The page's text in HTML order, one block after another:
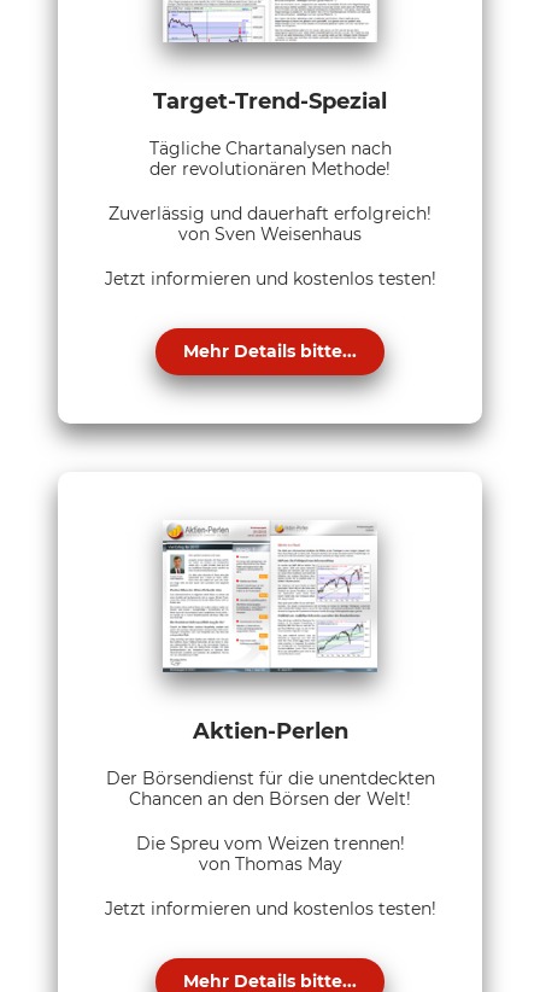
Target-Trend-Spezial
Tägliche Chartanalysen nach
der revolutionären Methode!
Zuverlässig und dauerhaft erfolgreich!
von Sven Weisenhaus
Jetzt informieren und kostenlos testen!
Mehr Details bitte...
Aktien-Perlen
Der Börsendienst für die unentdeckten
Chancen an den Börsen der Welt!
Die Spreu vom Weizen trennen!
von Thomas May
Jetzt informieren und kostenlos testen!
Mehr Details bitte...